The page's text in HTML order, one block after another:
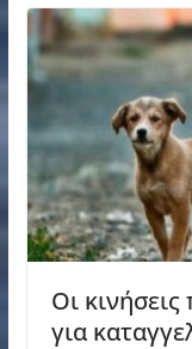
Οι
για